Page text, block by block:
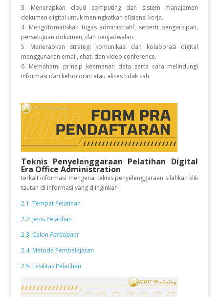
3. Menerapkan cloud computing dan sistem manajemen
dokumen digital untuk meningkatkan efisiensi kerja.
4. Mengotomatiskan tugas administratif, seperti pengarsipan,
persetujuan dokumen, dan penjadwalan.
5. Menerapkan strategi komunikasi dan kolaborasi digital
menggunakan email, chat, dan video conference.
6. Memahami prinsip keamanan data serta cara melindungi
informasi dari kebocoran atau akses tidak sah.
Teknis Penyelenggaraan Pelatihan Digital
Era Office Administration
terkait informasi mengenai teknis penyelenggaraan silahkan klik
tautan di informasi yang diinginkan :
2.1. Tempat Pelatihan
2.2. Jenis Pelatihan
2.3. Calon Participant
2.4. Metode Pembelajaran
2.5. Fasilitas Pelatihan